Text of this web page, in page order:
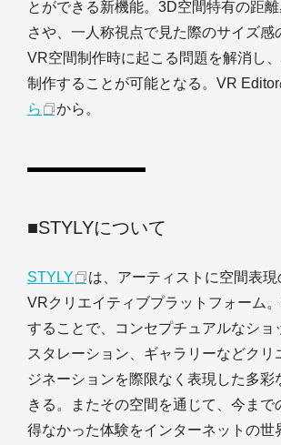
とができる新機能。3D空間特有の距離
さや、一人称視点で見た際のサイズ感
VR空間制作時に起こる問題を解消し
制作することが可能となる。VR
ら
から。
■STYLYについて
STYLY
は、アーティストに空間表
VRクリエイティブプラットフォーム
することで、コンセプチュアルなショ
スタレーション、ギャラリーなどクリ
ジネーションを際限なく表現した多彩
きる。またその空間を通じて、今まで
得なかった体験をインターネットの世